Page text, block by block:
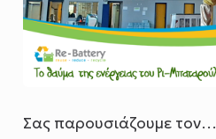
Σας παρουσιάζουμε τον…